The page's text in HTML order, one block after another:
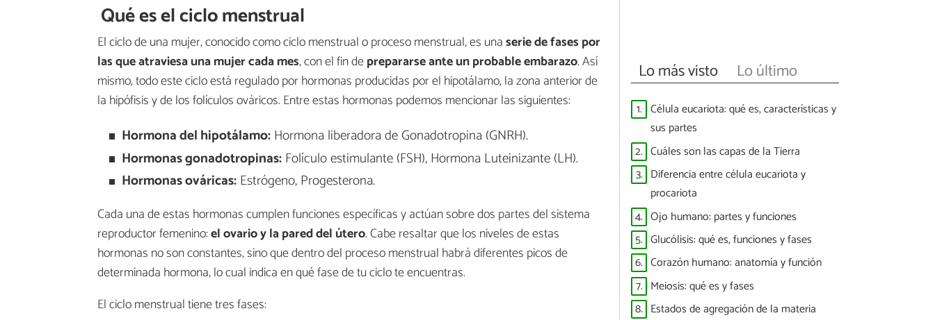
Qué es el ciclo menstrual
El ciclo de una mujer, conocido como ciclo menstrual o proceso menstrual, es unaserie de fases por
las que atraviesa una mujer cada mes, con el fin deprepararse ante un probable embarazo. Así
mismo, todo este ciclo está regulado por hormonas producidas por el hipotálamo, la zona anterior de
la hipófisis y de los folículos ováricos. Entre estas hormonas podemos mencionar las siguientes:
Hormona del hipotálamo:Hormona liberadora de Gonadotropina (GNRH).
Hormonas gonadotropinas:Folículo estimulante (FSH), Hormona Luteinizante (LH).
Hormonas ováricas:Estrógeno, Progesterona.
Cada una de estas hormonas cumplen funciones específicas y actúan sobre dos partes del sistema
reproductor femenino:el ovario y la pared del útero. Cabe resaltar que los niveles de estas
hormonas no son constantes, sino que dentro del proceso menstrual habrá diferentes picos de
determinada hormona, lo cual indica en qué fase de tu ciclo te encuentras.
El ciclo menstrual tiene tres fases:
Lo más visto Lo último
1. Célula eucariota: qué es, características y
sus partes
2. Cuáles son las capas de la Tierra
3. Diferencia entre célula eucariota y
procariota
4. Ojo humano: partes y funciones
5. Glucólisis: qué es, funciones y fases
6. Corazón humano: anatomía y función
7. Meiosis: qué es y fases
8. Estados de agregación de la materia